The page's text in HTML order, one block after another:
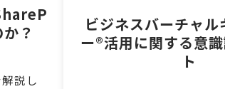
？
説し
ビジネスバーチャル
ー®︎活用に関する意
ト